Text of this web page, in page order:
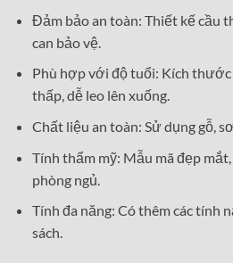
Đảm bảo an toàn: Thiết kế cầu
can bảo vệ.
Phù hợp với độ tuổi: Kích
thấp, dễ leo lên xuống.
Chất liệu an toàn: Sử dụng gỗ,
Tính thẩm mỹ: Mẫu mã đẹp
phòng ngủ.
Tính đa năng: Có thêm các tính
sách.